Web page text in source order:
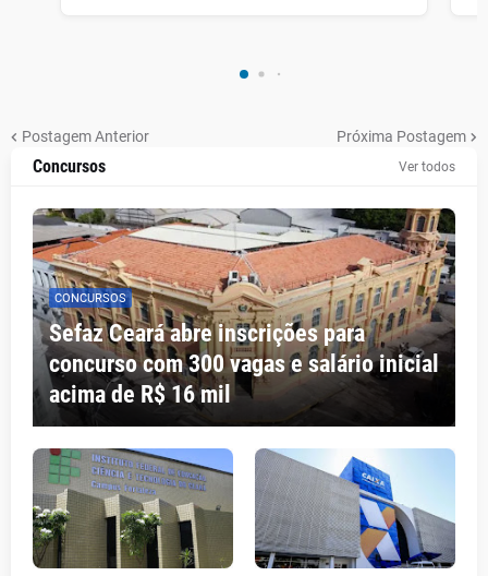
Postagem Anterior Próxima Postagem
Concursos Ver todos
CONCURSOS
Sefaz Ceará abre inscrições para
concurso com 300 vagas e salário inicial
acima de R$ 16 mil